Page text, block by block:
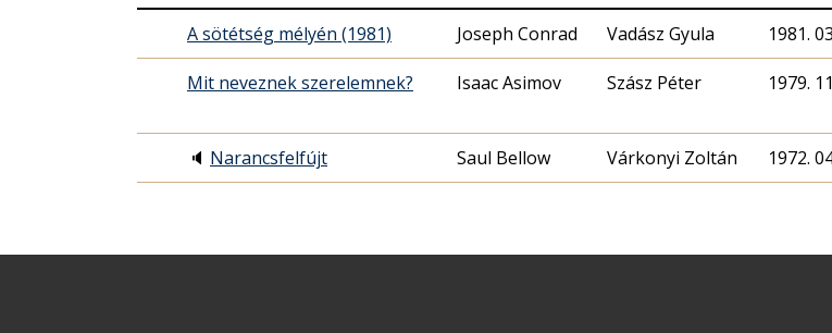
A sötétség mélyén (1981) Joseph Conrad Vadász Gyula 1981.
Mit neveznek szerelemnek? Isaac Asimov Szász Péter 1979.
🔈 Narancsfelfújt Saul Bellow Várkonyi Zoltán 1972.